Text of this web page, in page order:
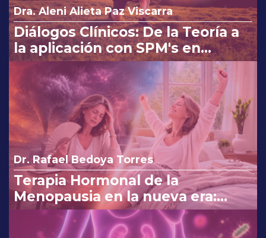
Dra. Aleni Alieta Paz Viscarra
Diálogos Clínicos: De la Teoría a
la aplicación con SPM's en
Osteoartritis
Dr. Rafael Bedoya Torres
Terapia Hormonal de la
Menopausia en la nueva era:
reinterpretando los cambios de
la FDA.